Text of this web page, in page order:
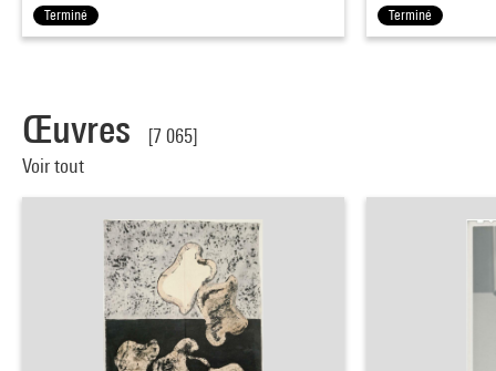
Terminé
Terminé
Œuvres
[7 065]
Voir tout